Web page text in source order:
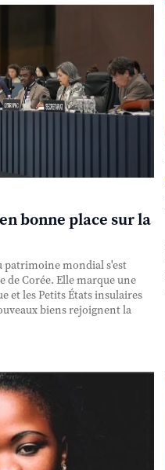
bonne place sur la
patrimoine mondial s'est
de Corée. Elle marque une
et les Petits États insulaires
biens rejoignent la